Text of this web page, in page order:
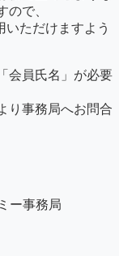
ので、
いただけますよう
会員氏名」が必要
り事務局へお問合
ー事務局